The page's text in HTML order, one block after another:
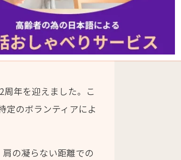
周年を迎えました。こ
定のボランティアによ
の凝らない距離での